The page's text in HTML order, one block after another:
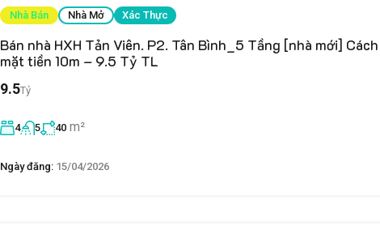
Nhà Bán Nhà Mở Xác Thực
Bán nhà HXH Tản Viên. P2. Tân Bình_5 Tầng [nhà mới] Cách
mặt tiền 10m – 9.5 Tỷ TL
9.5Tỷ
4 5 40 m²
Ngày đăng: 15/04/2026